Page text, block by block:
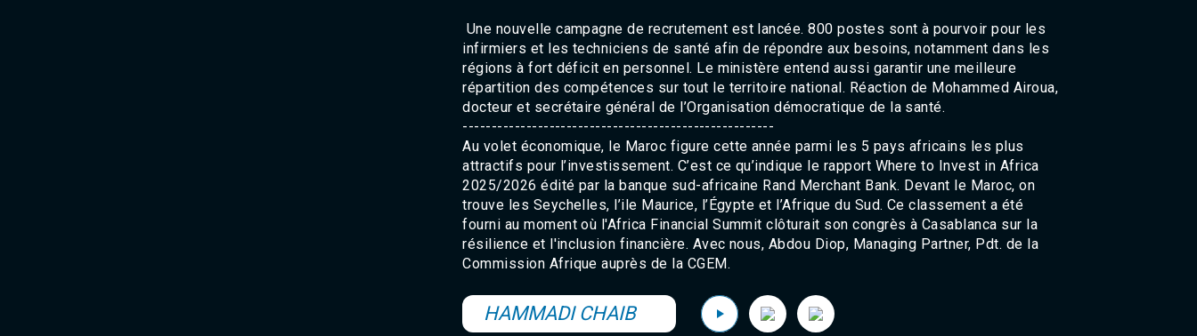
Meknès 97.2 Hz
El Jadida 97.3
Settat 104,6
Chefchaouen 106.4
Essaouira 96.6
Taza 103.0
Taounate 95.6
Tiznit 103.1
SkhourRhamna 92.2
Taroudant 104.9
Guelmim 91.9
Tan-Tan 95.2
Une nouvelle campagne de recrutement est lancée. 800 postes sont à pourvoir pour les
infirmiers et les techniciens de santé afin de répondre aux besoins, notamment dans les
régions à fort déficit en personnel. Le ministère entend aussi garantir une meilleure
répartition des compétences sur tout le territoire national. Réaction de Mohammed Airoua,
docteur et secrétaire général de l’Organisation démocratique de la santé.
------------------------------------------------------
Au volet économique, le Maroc figure cette année parmi les 5 pays africains les plus
attractifs pour l’investissement. C’est ce qu’indique le rapport Where to Invest in Africa
2025/2026 édité par la banque sud-africaine Rand Merchant Bank. Devant le Maroc, on
trouve les Seychelles, l’ile Maurice, l’Égypte et l’Afrique du Sud. Ce classement a été
fourni au moment où l'Africa Financial Summit clôturait son congrès à Casablanca sur la
résilience et l'inclusion financière. Avec nous, Abdou Diop, Managing Partner, Pdt. de la
Commission Afrique auprès de la CGEM.
HAMMADI CHAIB